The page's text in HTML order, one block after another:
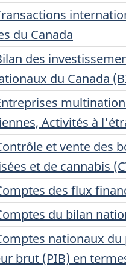
du Canada
des
du Canada
Activités à
et vente des
et de cannabis
des flux
du bilan
nationaux
brut (PIB) en